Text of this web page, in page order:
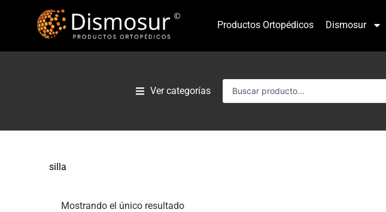
contenido
Productos Ortopédicos Dismosur
Ver categorías
silla
Mostrando el único resultado